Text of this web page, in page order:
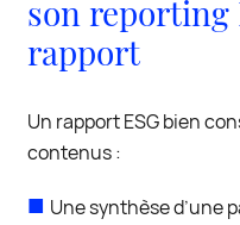
son reporting
rapport
Un rapport ESG bien
contenus :
Une synthèse d’une